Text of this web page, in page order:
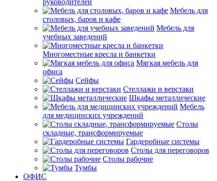
руководителей
Мебель для
столовых, баров и кафе
Мебель для
учебных заведений
Многоместные кресла и банкетки
Мягкая мебель для
офиса
Сейфы
Стеллажи и верстаки
Шкафы металлические
Мебель
для медицинских учреждений
Столы
складные, трансформируемые
Гардеробные системы
Столы для переговоров
Столы рабочие
Тумбы
ОФИС